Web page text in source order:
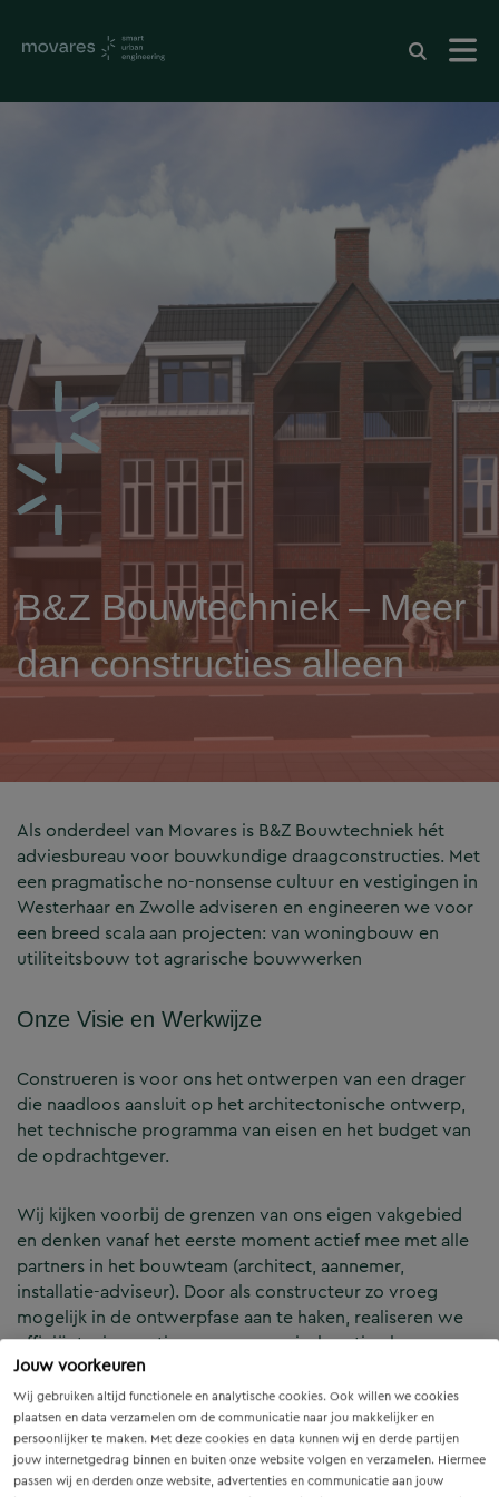
Jouw voorkeuren
Wij gebruiken altijd functionele en analytische cookies. Ook willen we cookies
plaatsen en data verzamelen om de communicatie naar jou makkelijker en
persoonlijker te maken. Met deze cookies en data kunnen wij en derde partijen
jouw internetgedrag binnen en buiten onze website volgen en verzamelen. Hiermee
passen wij en derden onze website, advertenties en communicatie aan jouw
B&Z Bouwtechniek – Meer
dan constructies alleen
Als onderdeel van Movares is B&Z Bouwtechniek hét
adviesbureau voor bouwkundige draagconstructies. Met
een pragmatische no-nonsense cultuur en vestigingen in
Westerhaar en Zwolle adviseren en engineeren we voor
een breed scala aan projecten: van woningbouw en
utiliteitsbouw tot agrarische bouwwerken
Onze Visie en Werkwijze
Construeren is voor ons het ontwerpen van een drager
die naadloos aansluit op het architectonische ontwerp,
het technische programma van eisen en het budget van
de opdrachtgever.
Wij kijken voorbij de grenzen van ons eigen vakgebied
en denken vanaf het eerste moment actief mee met alle
partners in het bouwteam (architect, aannemer,
installatie-adviseur). Door als constructeur zo vroeg
mogelijk in de ontwerpfase aan te haken, realiseren we
efficiënte, innovatieve en economisch optimale
constructies — voor zowel nieuwbouw als renovatie.
Onze Expertises en Activiteiten
B&Z Bouwtechniek verzorgt het volledige constructieve